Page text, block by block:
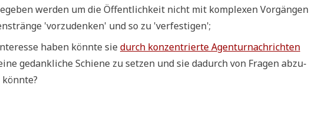
wer­den um die Öffent­lich­keit nicht mit kom­ple­xen Vor­gän­gen
'vor­zu­den­ken' und so zu 'ver­fe­sti­gen';
haben könn­te sie durch kon­zen­trier­te Agen­tur­nach­rich­ten
gedank­li­che Schie­ne zu set­zen und sie dadurch von Fra­gen abzu­